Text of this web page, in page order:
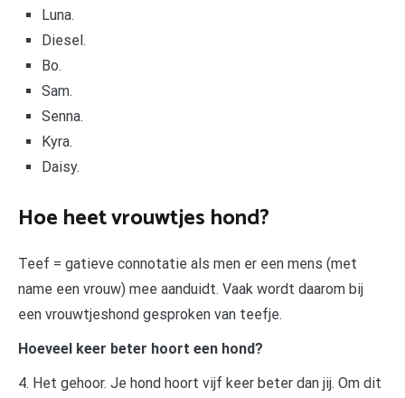
Luna.
Diesel.
Bo.
Sam.
Senna.
Kyra.
Daisy.
Hoe heet vrouwtjes hond?
Teef = gatieve connotatie als men er een mens (met
name een vrouw) mee aanduidt. Vaak wordt daarom bij
een vrouwtjeshond gesproken van teefje.
Hoeveel keer beter hoort een hond?
4. Het gehoor. Je hond hoort vijf keer beter dan jij. Om dit